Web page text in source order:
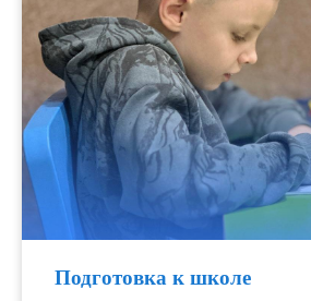
Подготовка к школе
250+
детей ежегодно
15+
педагогов